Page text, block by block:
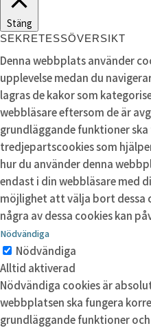
Stäng
SEKRETESSÖVERSIKT
Denna webbplats använder
upplevelse medan du
lagras de kakor som
webbläsare eftersom de är
grundläggande funktioner ska
tredjepartscookies som
hur du använder denna
endast i din webbläsare med
möjlighet att välja bort dessa
några av dessa cookies kan
Nödvändiga
Nödvändiga
Alltid aktiverad
Nödvändiga cookies är
webbplatsen ska fungera
grundläggande funktioner